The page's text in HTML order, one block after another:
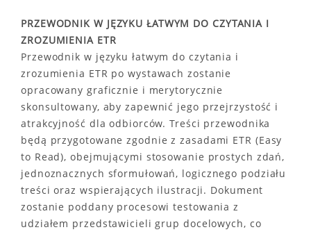
PRZEWODNIK W JĘZYKU ŁATWYM DO CZYTANIA I
ZROZUMIENIA ETR
Przewodnik w języku łatwym do czytania i
zrozumienia ETR po wystawach zostanie
opracowany graficznie i merytorycznie
skonsultowany, aby zapewnić jego przejrzystość i
atrakcyjność dla odbiorców. Treści przewodnika
będą przygotowane zgodnie z zasadami ETR (Easy
to Read), obejmującymi stosowanie prostych zdań,
jednoznacznych sformułowań, logicznego podziału
treści oraz wspierających ilustracji. Dokument
zostanie poddany procesowi testowania z
udziałem przedstawicieli grup docelowych, co